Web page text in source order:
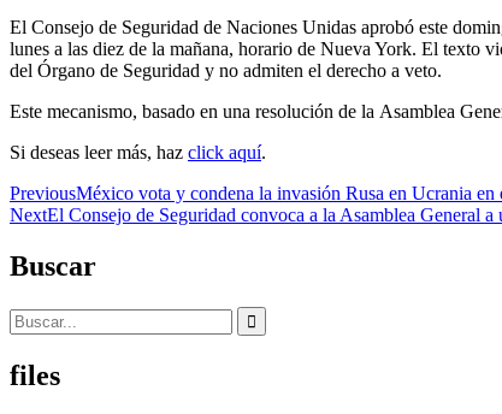
El Consejo de Seguridad de Naciones Unidas aprobó este
lunes a las diez de la mañana, horario de Nueva York. El texto
del Órgano de Seguridad y no admiten el derecho a veto.
Este mecanismo, basado en una resolución de la Asamblea
Si deseas leer más, haz click aquí.
Navegación
de
entradas
PreviousMéxico vota y condena la invasión Rusa en Ucrania en
NextEl Consejo de Seguridad convoca a la Asamblea General
Buscar
Search
for:
files